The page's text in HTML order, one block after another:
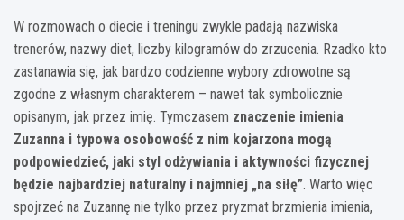
W rozmowach o diecie i treningu zwykle padają nazwiska
trenerów, nazwy diet, liczby kilogramów do zrzucenia. Rzadko kto
zastanawia się, jak bardzo codzienne wybory zdrowotne są
zgodne z własnym charakterem – nawet tak symbolicznie
opisanym, jak przez imię. Tymczasem znaczenie imienia
Zuzanna i typowa osobowość z nim kojarzona mogą
podpowiedzieć, jaki styl odżywiania i aktywności fizycznej
będzie najbardziej naturalny i najmniej „na siłę”. Warto więc
spojrzeć na Zuzannę nie tylko przez pryzmat brzmienia imienia,